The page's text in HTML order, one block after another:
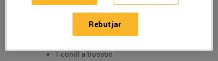
15/de setembre/2020
Ingredients per a 4 persones:
1 conill a trossos
Rebutjar